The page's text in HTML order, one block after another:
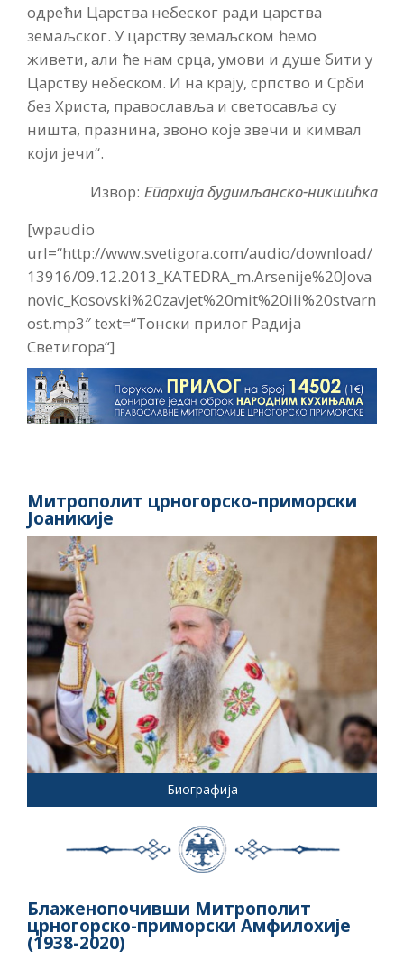
одрећи Царства небеског ради царства
земаљског. У царству земаљском ћемо
живети, али ће нам срца, умови и душе бити у
Царству небеском. И на крају, српство и Срби
без Христа, православља и светосавља су
ништа, празнина, звоно које звечи и кимвал
који јечи“.
Извор: Епархија будимљанско-никшићка
[wpaudio
url=“http://www.svetigora.com/audio/download/
13916/09.12.2013_KATEDRA_m.Arsenije%20Jova
novic_Kosovski%20zavjet%20mit%20ili%20stvarn
ost.mp3″ text=“Тонски прилог Радија
Светигора“]
Митрополит црногорско-приморски
Јоаникије
Биографија
Блаженопочивши Митрополит
црногорско-приморски Амфилохије
(1938-2020)